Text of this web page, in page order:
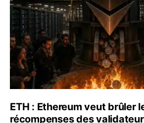
ETH : Ethereum veut brûler
récompenses des